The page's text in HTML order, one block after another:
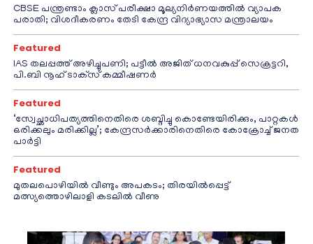
CBSE പന്ത്രണ്ടാം ക്ലാസ് പരീക്ഷാ മൂല്യനിർണയത്തിൽ വ്യാപക
പരാതി; വിശദീകരണം തേടി കേന്ദ്ര വിദ്യാഭ്യാസ മന്ത്രാലയം
Featured
IAS തലപ്പത്ത് അഴിച്ചുപണി; പട്ടീല്‍ അജിത് ധനവകുപ്പ് സെക്രട്ടറി,
പി.ബി നൂഹ് ടാക്‌സ് കമ്മീഷണര്‍
Featured
‘സ്വേച്ഛാധിപത്യത്തിനെതിരെ ശബ്ദിച്ചു കൊണ്ടേയിരിക്കും, പാറ്റകൾ
ഒരിക്കലും മരിക്കില്ല’; കേന്ദ്രസർക്കാരിനെതിരെ കോക്രോച്ച് ജനത
പാർട്ടി
Featured
മുതലപൊഴിയിൽ വീണ്ടും അപകടം; തിരയിൽപ്പെട്ട്
മത്സ്യത്തൊഴിലാളി കടലിൽ വീണു